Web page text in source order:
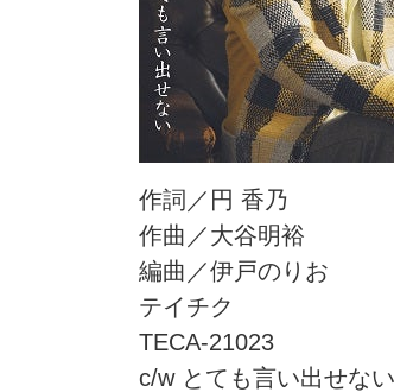
作詞／円 香乃
作曲／大谷明裕
編曲／伊戸のりお
テイチク
TECA-21023
c/w とても言い出せない